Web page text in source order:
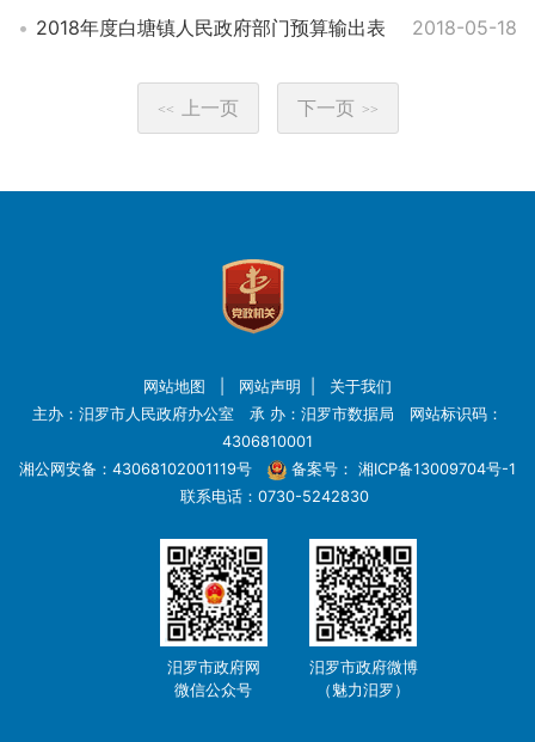
2018年度白塘镇人民政府部门预算输出表 2018-05-18
<< 上一页 下一页 >>
网站地图 网站声明
关于我们
主办：汨罗市人民政府办公室 承 办：汨罗市数据局 网站标识码：
4306810001
湘公网安备：43068102001119号
备案号： 湘ICP备13009704号-1
联系电话：0730-5242830
汨罗市政府网
微信公众号
汨罗市政府微博
（魅力汨罗）